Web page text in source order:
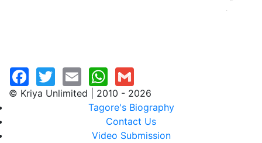
© Kriya Unlimited | 2010 - 2026
Tagore's Biography
Contact Us
Video Submission